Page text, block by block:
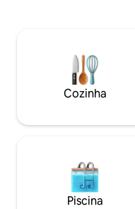
Cozinha
Piscina